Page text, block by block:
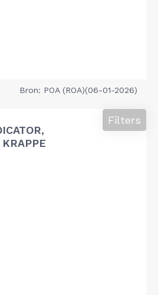
Bron: POA (ROA)(06-01-2026)
Filters